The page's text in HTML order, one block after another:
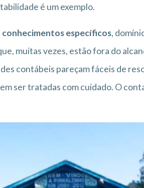
é um exemplo.
conhecimentos específicos,
muitas vezes, estão fora do
contábeis pareçam fáceis de
ser tratadas com cuidado. O